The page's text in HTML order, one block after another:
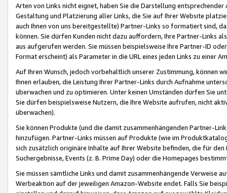
Arten von Links nicht eignet, haben Sie die Darstellung
Gestaltung und Platzierung aller Links, die Sie auf Ihrer Website
auch Ihnen von uns bereitgestellte) Partner-Links so formatiert sind,
können. Sie dürfen Kunden nicht dazu auffordern, Ihre Partner-Links
aus aufgerufen werden. Sie müssen beispielsweise Ihre Partner-ID
Format erscheint) als Parameter in die URL eines jeden Links zu einer
Auf Ihren Wunsch, jedoch vorbehaltlich unserer Zustimmung, können
Ihnen erlauben, die Leistung Ihrer Partner-Links durch Aufnahme
überwachen und zu optimieren. Unter keinen Umständen dürfen Sie
Sie dürfen beispielsweise Nutzern, die Ihre Website aufrufen, nicht
überwachen).
Sie können Produkte (und die damit zusammenhängenden Partner-
hinzufügen. Partner-Links müssen auf Produkte (wie im
sich zusätzlich originäre Inhalte auf Ihrer Website befinden, die für
Suchergebnisse, Events (z. B. Prime Day) oder die Homepages
Sie müssen sämtliche Links und damit zusammenhängende
Werbeaktion auf der jeweiligen Amazon-Website endet. Falls Sie